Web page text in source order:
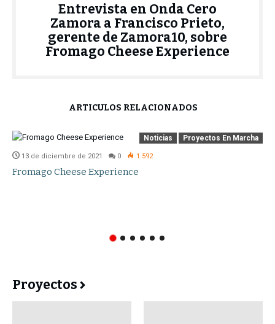
Entrevista en Onda Cero
Zamora a Francisco Prieto,
gerente de Zamora10, sobre
Fromago Cheese Experience
ARTÍCULOS RELACIONADOS
Noticias Proyectos En Marcha
13 de diciembre de 2021 0 1.592
Fromago Cheese Experience
Proyectos